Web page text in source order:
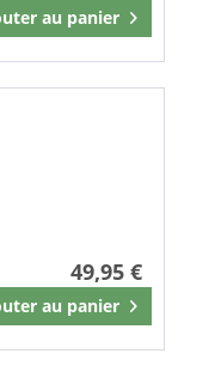
au panier
Mémoriser
49,95 €
au panier
Mémoriser